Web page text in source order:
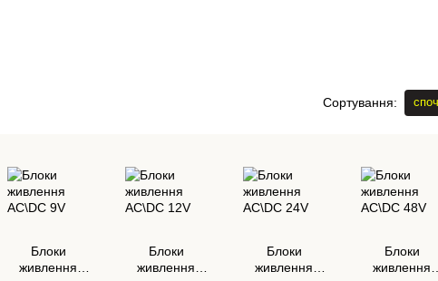
Сортування:
Блоки
живлення
Блоки
живлення
Блоки
живлення
Блоки
живлення